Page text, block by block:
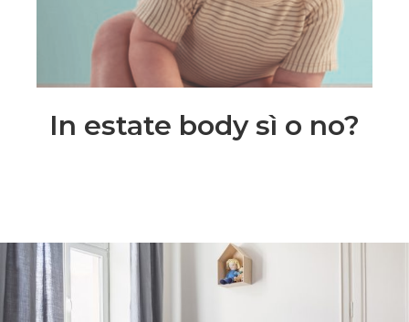
In estate body sì o no?